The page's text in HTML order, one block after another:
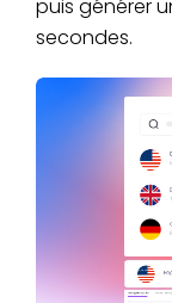
puis générer
secondes.